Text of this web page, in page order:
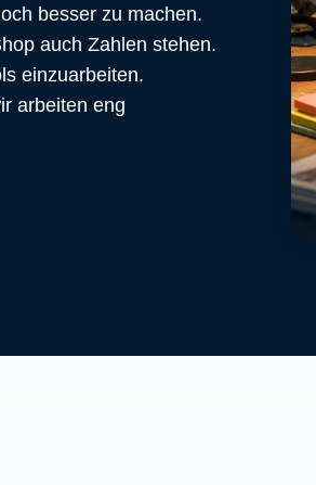
besser zu machen.
auch Zahlen stehen.
einzuarbeiten.
arbeiten eng